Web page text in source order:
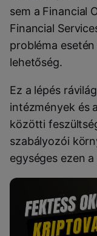
sem a Financial
Financial
probléma
lehetőség.
Ez a lépés
intézmények és
közötti
szabályozói
egységes ezen